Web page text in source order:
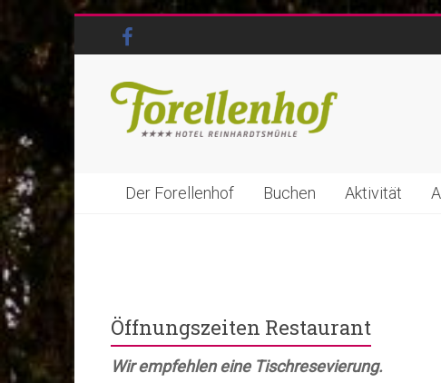
Der Forellenhof Buchen Aktivität
Öffnungszeiten Restaurant
Wir empfehlen eine Tischresevierung.